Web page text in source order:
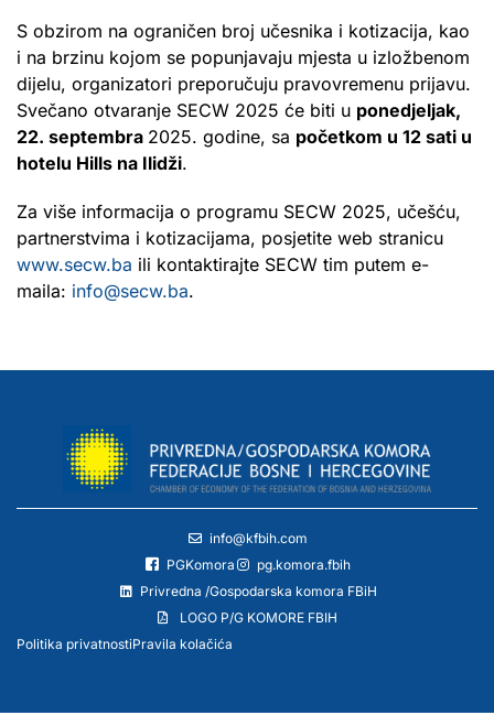
S obzirom na ograničen broj učesnika i kotizacija, kao
i na brzinu kojom se popunjavaju mjesta u izložbenom
dijelu, organizatori preporučuju pravovremenu prijavu.
Svečano otvaranje SECW 2025 će biti u ponedjeljak,
22. septembra 2025. godine, sa početkom u 12 sati u
hotelu Hills na Ilidži.
Za više informacija o programu SECW 2025, učešću,
partnerstvima i kotizacijama, posjetite web stranicu
www.secw.ba ili kontaktirajte SECW tim putem e-
maila: info@secw.ba.
info@kfbih.com
PGKomora
pg.komora.fbih
Privredna /Gospodarska komora FBiH
LOGO P/G KOMORE FBIH
Politika privatnostiPravila kolačića